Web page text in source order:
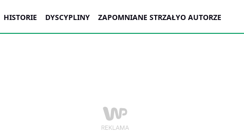
HISTORIE DYSCYPLINY ZAPOMNIANE STRZAŁYO AUTORZE